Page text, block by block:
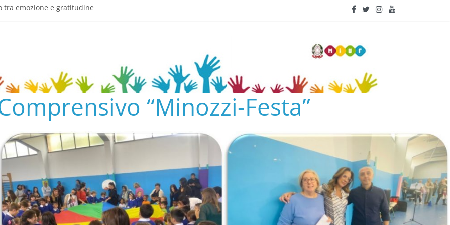
tra emozione e gratitudine
AL COLLEGIO E AL CONSIGLIO DI ISTITUTO 2024/25
“Minozzi-Festa”